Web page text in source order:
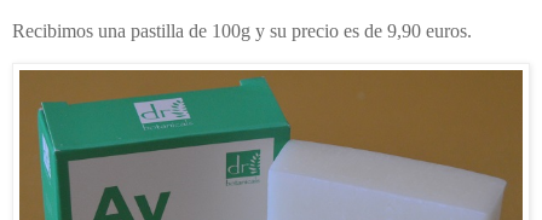
Recibimos una pastilla de 100g y su precio es de 9,90 euros.